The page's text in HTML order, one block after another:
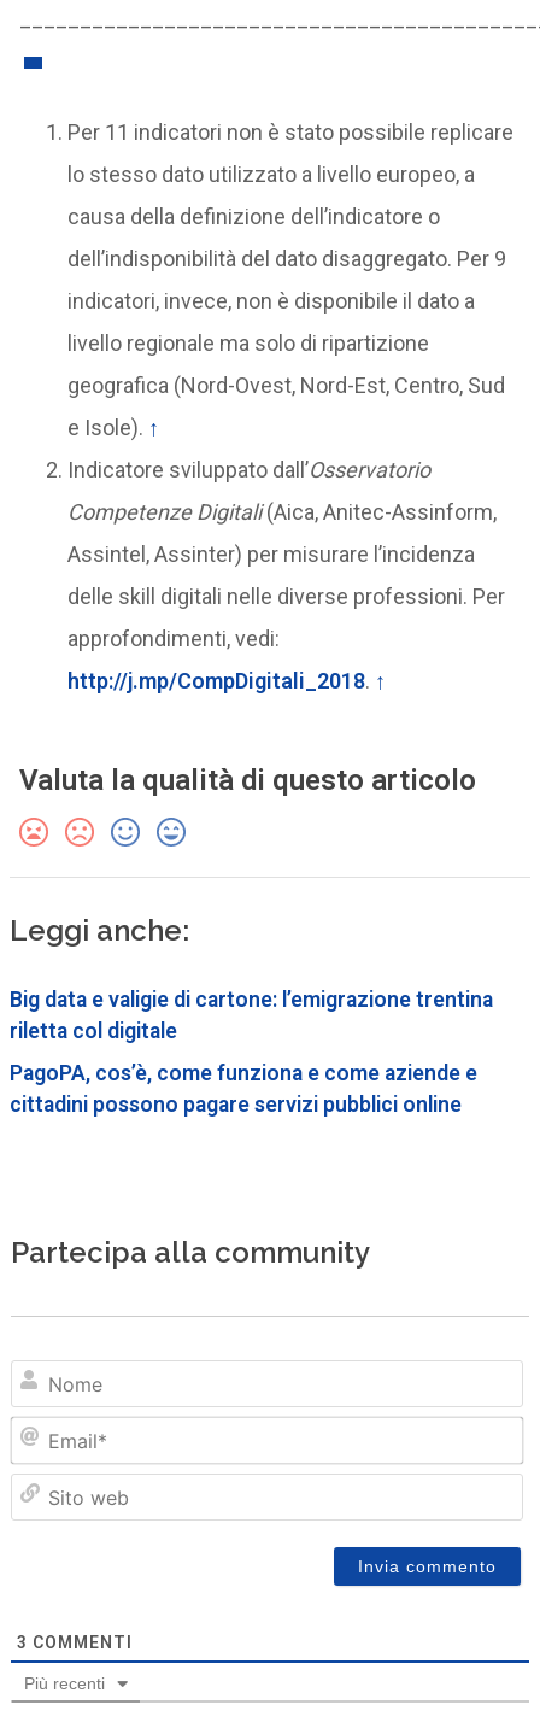
Per 11 indicatori non è stato possibile replicare
lo stesso dato utilizzato a livello europeo, a
causa della definizione dell’indicatore o
dell’indisponibilità del dato disaggregato. Per 9
indicatori, invece, non è disponibile il dato a
livello regionale ma solo di ripartizione
geografica (Nord-Ovest, Nord-Est, Centro, Sud
e Isole). ↑
Indicatore sviluppato dall’Osservatorio
Competenze Digitali(Aica, Anitec-Assinform,
Assintel, Assinter) per misurare l’incidenza
delle skill digitali nelle diverse professioni. Per
approfondimenti, vedi:
http://j.mp/CompDigitali_2018. ↑
Valuta la qualità di questo articolo
Leggi anche:
Big data e valigie di cartone: l’emigrazione trentina
riletta col digitale
PagoPA, cos’è, come funziona e come aziende e
cittadini possono pagare servizi pubblici online
Partecipa alla community
3 COMMENTI
Più recenti